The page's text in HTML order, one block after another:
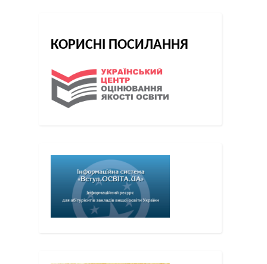
КОРИСНІ ПОСИЛАННЯ